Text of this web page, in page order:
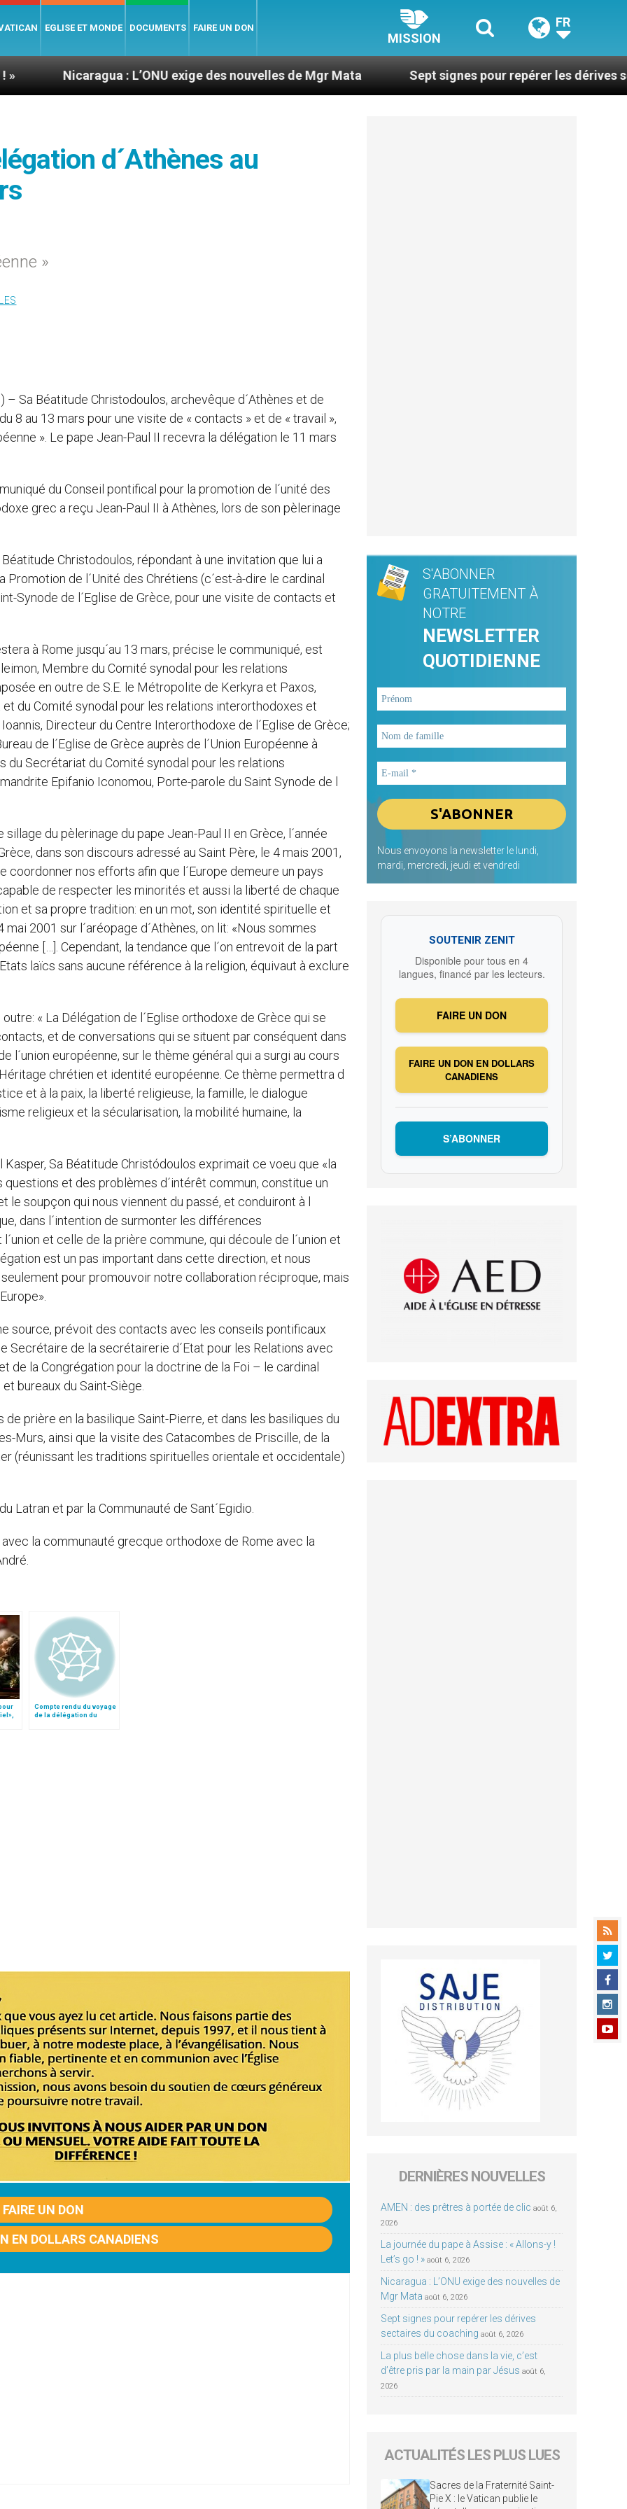
EGLISE ET MONDE DOCUMENTS FAIRE UN DON
MISSION
FR
: L’ONU exige des nouvelles de Mgr Mata Sept signes pour repérer les dérives sectaires du
d´Athènes au
»
) – Sa Béatitude Christodoulos, archevêque d´Athènes et de
8 au 13 mars pour une visite de « contacts » et de « travail »,
». Le pape Jean-Paul II recevra la délégation le 11 mars
du Conseil pontifical pour la promotion de l´unité des
grec a reçu Jean-Paul II à Athènes, lors de son pèlerinage
Christodoulos, répondant à une invitation que lui a
de l´Unité des Chrétiens (c´est-à-dire le cardinal
Synode de l´Eglise de Grèce, pour une visite de contacts et
à Rome jusqu´au 13 mars, précise le communiqué, est
Membre du Comité synodal pour les relations
en outre de S.E. le Métropolite de Kerkyra et Paxos,
du Comité synodal pour les relations interorthodoxes et
Directeur du Centre Interorthodoxe de l´Eglise de Grèce;
de l´Eglise de Grèce auprès de l´Union Européenne à
du Secrétariat du Comité synodal pour les relations
Epifanio Iconomou, Porte-parole du Saint Synode de l
du pèlerinage du pape Jean-Paul II en Grèce, l´année
dans son discours adressé au Saint Père, le 4 mais 2001,
coordonner nos efforts afin que l´Europe demeure un pays
de respecter les minorités et aussi la liberté de chaque
et sa propre tradition: en un mot, son identité spirituelle et
2001 sur l´aréopage d´Athènes, on lit: «Nous sommes
[…]. Cependant, la tendance que l´on entrevoit de la part
laïcs sans aucune référence à la religion, équivaut à exclure
« La Délégation de l´Eglise orthodoxe de Grèce qui se
et de conversations qui se situent par conséquent dans
l´union européenne, sur le thème général qui a surgi au cours
chrétien et identité européenne. Ce thème permettra d
et à la paix, la liberté religieuse, la famille, le dialogue
religieux et la sécularisation, la mobilité humaine, la
Sa Béatitude Christódoulos exprimait ce voeu que «la
et des problèmes d´intérêt commun, constitue un
soupçon qui nous viennent du passé, et conduiront à l
dans l´intention de surmonter les différences
et celle de la prière commune, qui découle de l´union et
est un pas important dans cette direction, et nous
pour promouvoir notre collaboration réciproque, mais
source, prévoit des contacts avec les conseils pontificaux
Secrétaire de la secrétairerie d´Etat pour les Relations avec
de la Congrégation pour la doctrine de la Foi – le cardinal
bureaux du Saint-Siège.
prière en la basilique Saint-Pierre, et dans les basiliques du
Murs, ainsi que la visite des Catacombes de Priscille, de la
(réunissant les traditions spirituelles orientale et occidentale)
Latran et par la Communauté de Sant´Egidio.
la communauté grecque orthodoxe de Rome avec la
Compte rendu du voyage
de la délégation du
FAIRE UN DON
EN DOLLARS CANADIENS
S'ABONNER
GRATUITEMENT À
NOTRE
NEWSLETTER
QUOTIDIENNE
Nous envoyons la newsletter le lundi,
mardi, mercredi, jeudi et vendredi
SOUTENIR ZENIT
Disponible pour tous en 4
langues, financé par les lecteurs.
FAIRE UN DON
FAIRE UN DON EN DOLLARS
CANADIENS
S’ABONNER
DERNIÈRES NOUVELLES
AMEN : des prêtres à portée de clic août 6,
2026
La journée du pape à Assise : « Allons-y !
Let’s go ! » août 6, 2026
Nicaragua : L’ONU exige des nouvelles de
Mgr Mata août 6, 2026
Sept signes pour repérer les dérives
sectaires du coaching août 6, 2026
La plus belle chose dans la vie, c’est
d’être pris par la main par Jésus août 6,
2026
ACTUALITÉS LES PLUS LUES
Sacres de la Fraternité Saint-
Pie X : le Vatican publie le